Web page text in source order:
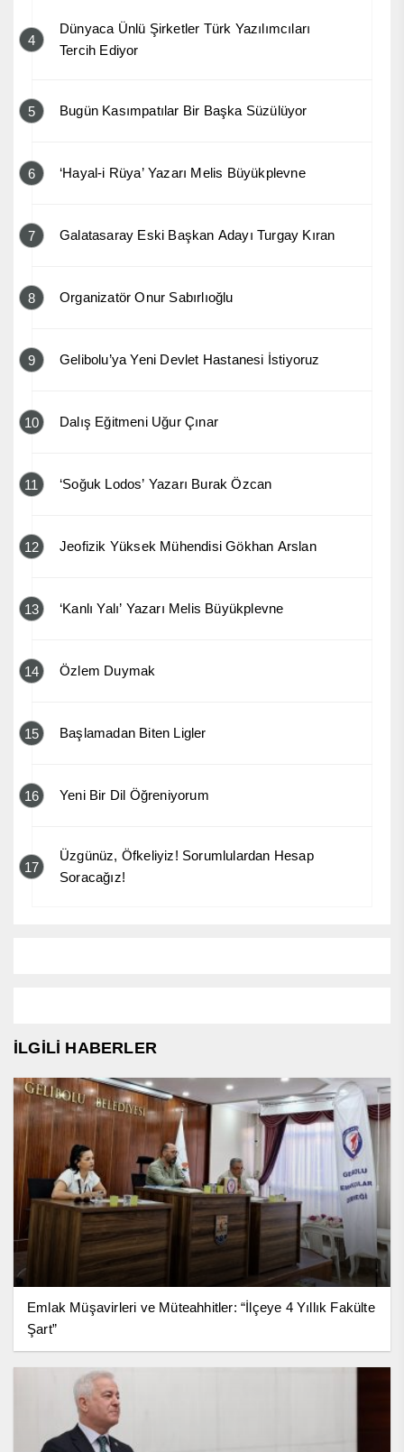
4
Dünyaca Ünlü Şirketler Türk Yazılımcıları
Tercih Ediyor
5 Bugün Kasımpatılar Bir Başka Süzülüyor
6 ‘Hayal-i Rüya’ Yazarı Melis Büyükplevne
7 Galatasaray Eski Başkan Adayı Turgay Kıran
8 Organizatör Onur Sabırlıoğlu
9 Gelibolu’ya Yeni Devlet Hastanesi İstiyoruz
10 Dalış Eğitmeni Uğur Çınar
11 ‘Soğuk Lodos’ Yazarı Burak Özcan
12 Jeofizik Yüksek Mühendisi Gökhan Arslan
13 ‘Kanlı Yalı’ Yazarı Melis Büyükplevne
14 Özlem Duymak
15 Başlamadan Biten Ligler
16 Yeni Bir Dil Öğreniyorum
17
Üzgünüz, Öfkeliyiz! Sorumlulardan Hesap
Soracağız!
İLGİLİ HABERLER
Emlak Müşavirleri ve Müteahhitler: “İlçeye 4 Yıllık Fakülte
Şart”